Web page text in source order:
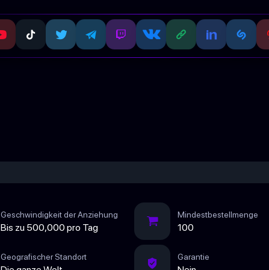
Geschwindigkeit der Anziehung
Bis zu 500,000 pro Tag
Mindestbestellmenge
100
Geografischer Standort Garantie